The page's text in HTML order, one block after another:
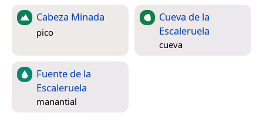
Cabeza Minada
pico
Cueva de la
Escaleruela
cueva
Fuente de la
Escaleruela
manantial